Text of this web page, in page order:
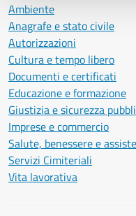
Ambiente
Anagrafe e stato civile
Autorizzazioni
Cultura e tempo libero
Documenti e certificati
Educazione e formazione
Giustizia e sicurezza
Imprese e commercio
Salute, benessere e
Servizi Cimiteriali
Vita lavorativa